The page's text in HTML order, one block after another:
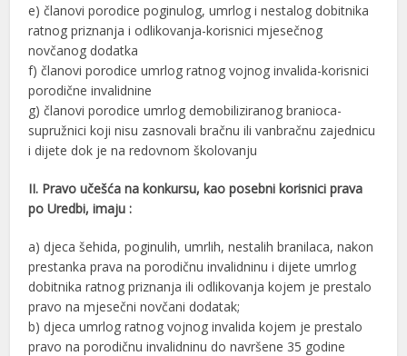
e) članovi porodice poginulog, umrlog i nestalog dobitnika
ratnog priznanja i odlikovanja-korisnici mjesečnog
novčanog dodatka
f) članovi porodice umrlog ratnog vojnog invalida-korisnici
porodične invalidnine
g) članovi porodice umrlog demobiliziranog branioca-
supružnici koji nisu zasnovali bračnu ili vanbračnu zajednicu
i dijete dok je na redovnom školovanju
II. Pravo učešća na konkursu, kao posebni korisnici prava
po Uredbi, imaju :
a) djeca šehida, poginulih, umrlih, nestalih branilaca, nakon
prestanka prava na porodičnu invalidninu i dijete umrlog
dobitnika ratnog priznanja ili odlikovanja kojem je prestalo
pravo na mjesečni novčani dodatak;
b) djeca umrlog ratnog vojnog invalida kojem je prestalo
pravo na porodičnu invalidninu do navršene 35 godine